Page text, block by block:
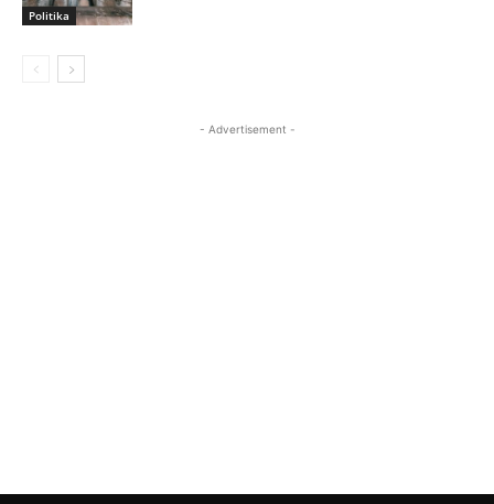
Politika
- Advertisement -